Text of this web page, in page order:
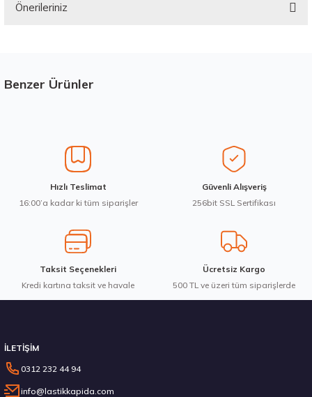
Önerileriniz
Görüş ve önerileriniz için teşekkür ederiz.
Ürün bilgilerinde hatalar bulunuyor.
Ürün fiyatı diğer sitelerden daha pahalı.
Bu ürüne benzer farklı alternatifler olmalı.
Benzer Ürünler
Hankook 195/55R20 95H XL Winter i*cept evo3 W330 Kış 2025
Hızlı Teslimat
16:00’a kadar ki tüm siparişler
Güvenli Alışveriş
256bit SSL Sertifikası
Taksit Seçenekleri
Kredi kartına taksit ve havale
Ücretsiz Kargo
500 TL ve üzeri tüm siparişlerde
İLETİŞİM
0312 232 44 94
info@lastikkapida.com